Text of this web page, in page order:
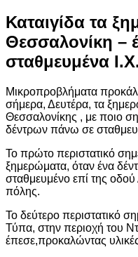
Καταιγίδα τα
Θεσσαλονίκη –
σταθμευμένα Ι.Χ.
Μικροπροβλήματα
σήμερα, Δευτέρα, τα
Θεσσαλονίκης , με ποιο
δέντρων πάνω σε
Το πρώτο περιστατικό
ξημερώματα, όταν ένα
σταθμευμένο επί της
πόλης.
Το δεύτερο περιστατικό
Τύπα, στην περιοχή του
έπεσε,προκαλώντας